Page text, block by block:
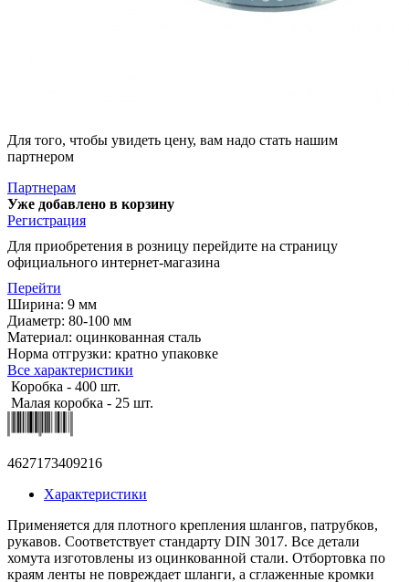
Для того, чтобы увидеть цену, вам надо стать нашим
партнером
Партнерам
Уже добавлено в корзину
Регистрация
Для приобретения в розницу перейдите на страницу
официального интернет-магазина
Перейти
Ширина: 9 мм
Диаметр: 80-100 мм
Материал: оцинкованная сталь
Норма отгрузки: кратно упаковке
Все характеристики
Коробка - 400 шт.
Малая коробка - 25 шт.
4627173409216
Характеристики
Применяется для плотного крепления шлангов, патрубков,
рукавов. Соответствует стандарту DIN 3017. Все детали
хомута изготовлены из оцинкованной стали. Отбортовка по
краям ленты не повреждает шланги, а сглаженные кромки